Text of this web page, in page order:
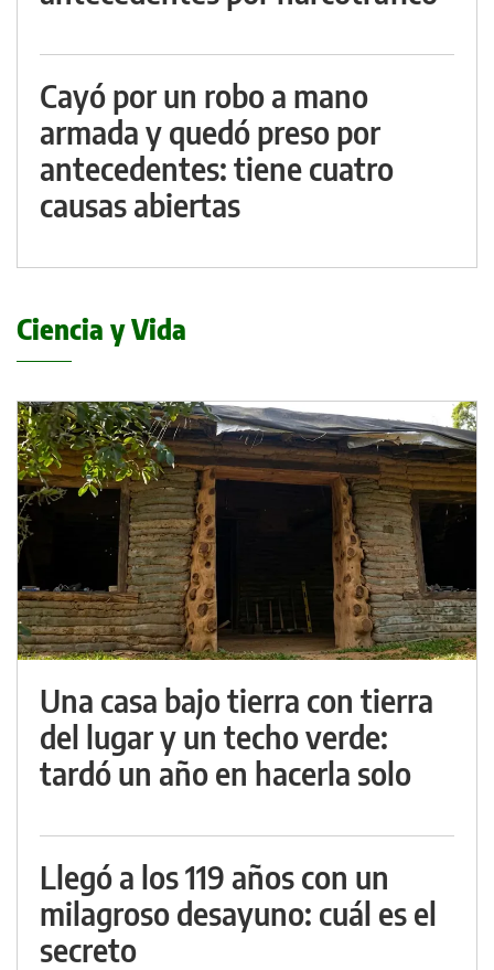
Cayó por un robo a mano
armada y quedó preso por
antecedentes: tiene cuatro
causas abiertas
Ciencia y Vida
Una casa bajo tierra con tierra
del lugar y un techo verde:
tardó un año en hacerla solo
Llegó a los 119 años con un
milagroso desayuno: cuál es el
secreto